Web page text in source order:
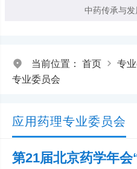
中药传承与
当前位置： 首页 专
专业委员会
应用药理专业委员会
第21届北京药学年